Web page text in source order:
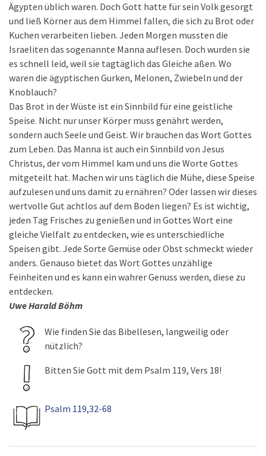
Ägypten üblich waren. Doch Gott hatte für sein Volk gesorgt
und ließ Körner aus dem Himmel fallen, die sich zu Brot oder
Kuchen verarbeiten lieben. Jeden Morgen mussten die
Israeliten das sogenannte Manna auflesen. Doch wurden sie
es schnell leid, weil sie tagtäglich das Gleiche aßen. Wo
waren die ägyptischen Gurken, Melonen, Zwiebeln und der
Knoblauch?
Das Brot in der Wüste ist ein Sinnbild für eine geistliche
Speise. Nicht nur unser Körper muss genährt werden,
sondern auch Seele und Geist. Wir brauchen das Wort Gottes
zum Leben. Das Manna ist auch ein Sinnbild von Jesus
Christus, der vom Himmel kam und uns die Worte Gottes
mitgeteilt hat. Machen wir uns täglich die Mühe, diese Speise
aufzulesen und uns damit zu ernähren? Oder lassen wir dieses
wertvolle Gut achtlos auf dem Boden liegen? Es ist wichtig,
jeden Tag Frisches zu genießen und in Gottes Wort eine
gleiche Vielfalt zu entdecken, wie es unterschiedliche
Speisen gibt. Jede Sorte Gemüse oder Obst schmeckt wieder
anders. Genauso bietet das Wort Gottes unzählige
Feinheiten und es kann ein wahrer Genuss werden, diese zu
entdecken.
Uwe Harald Böhm
Wie finden Sie das Bibellesen, langweilig oder
nützlich?
Bitten Sie Gott mit dem Psalm 119, Vers 18!
Psalm 119,32-68